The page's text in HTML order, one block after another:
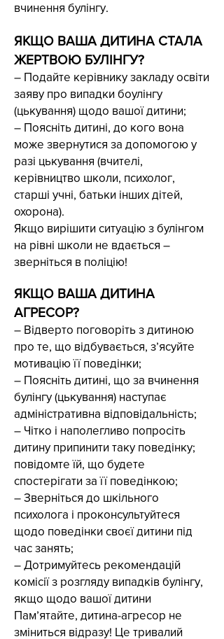
вчинення булінгу.
ЯКЩО ВАША ДИТИНА СТАЛА
ЖЕРТВОЮ БУЛІНГУ?
– Подайте керівнику закладу освіти
заяву про випадки боулінгу
(цькування) щодо вашої дитини;
– Поясніть дитині, до кого вона
може звернутися за допомогою у
разі цькування (вчителі,
керівництво школи, психолог,
старші учні, батьки інших дітей,
охорона).
Якщо вирішити ситуацію з булінгом
на рівні школи не вдається –
зверніться в поліцію!
ЯКЩО ВАША ДИТИНА
АГРЕСОР?
– Відверто поговоріть з дитиною
про те, що відбувається, з’ясуйте
мотивацію її поведінки;
– Поясніть дитині, що за вчинення
булінгу (цькування) наступає
адміністративна відповідальність;
– Чітко і наполегливо попросіть
дитину припинити таку поведінку;
повідомте їй, що будете
спостерігати за її поведінкою;
– Зверніться до шкільного
психолога і проконсультуйтеся
щодо поведінки своєї дитини під
час занять;
– Дотримуйтесь рекомендацій
комісії з розгляду випадків булінгу,
якщо щодо вашої дитини
Пам’ятайте, дитина-агресор не
зміниться відразу! Це тривалий